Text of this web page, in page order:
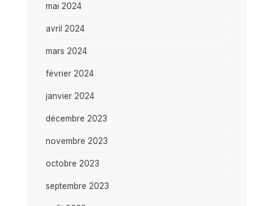
mai 2024
avril 2024
mars 2024
février 2024
janvier 2024
décembre 2023
novembre 2023
octobre 2023
septembre 2023